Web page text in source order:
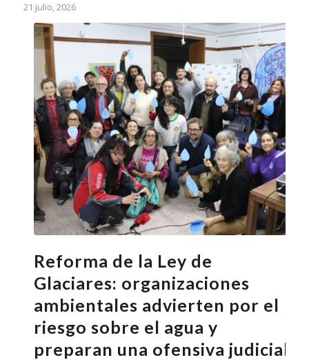
21 julio, 2026
Reforma de la Ley de
Glaciares: organizaciones
ambientales advierten por el
riesgo sobre el agua y
preparan una ofensiva judicial